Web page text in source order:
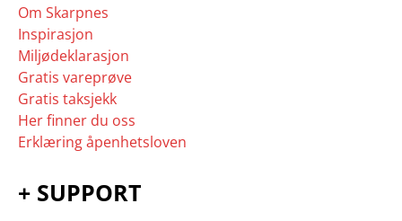
Om Skarpnes
Inspirasjon
Miljødeklarasjon
Gratis vareprøve
Gratis taksjekk
Her finner du oss
Erklæring åpenhetsloven
+ SUPPORT